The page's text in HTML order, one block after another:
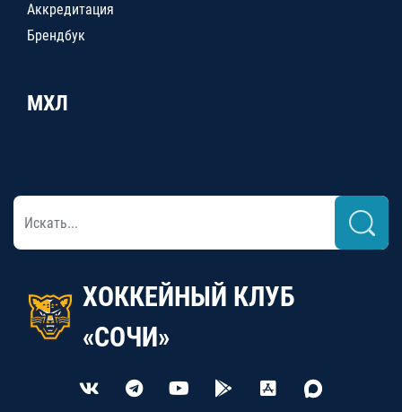
Аккредитация
Брендбук
МХЛ
ХОККЕЙНЫЙ КЛУБ
«СОЧИ»